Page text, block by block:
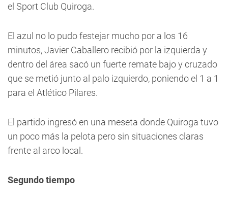
el Sport Club Quiroga.
El azul no lo pudo festejar mucho por a los 16
minutos, Javier Caballero recibió por la izquierda y
dentro del área sacó un fuerte remate bajo y cruzado
que se metió junto al palo izquierdo, poniendo el 1 a 1
para el Atlético Pilares.
El partido ingresó en una meseta donde Quiroga tuvo
un poco más la pelota pero sin situaciones claras
frente al arco local.
Segundo tiempo